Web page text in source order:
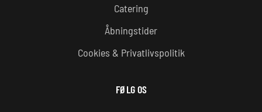
Catering
Åbningstider
Cookies & Privatlivspolitik
FØLG OS